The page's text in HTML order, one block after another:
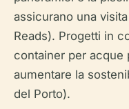
assicurano una
Reads). Progetti in
container per acque
aumentare la
del Porto).